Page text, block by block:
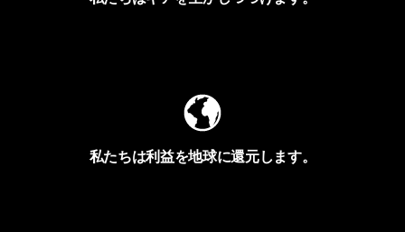
私たちは利益を地球に還元します。